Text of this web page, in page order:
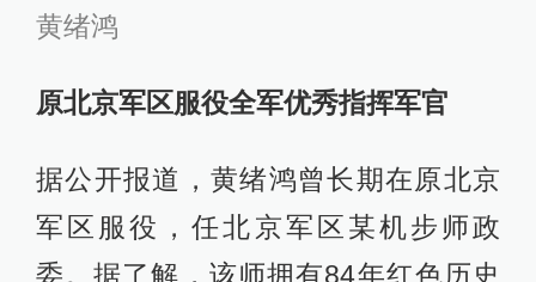
黄绪鸿
原北京军区服役全军优秀指挥军官
据公开报道，黄绪鸿曾长期在原北京
军区服役，任北京军区某机步师政
委。据了解，该师拥有84年红色历史